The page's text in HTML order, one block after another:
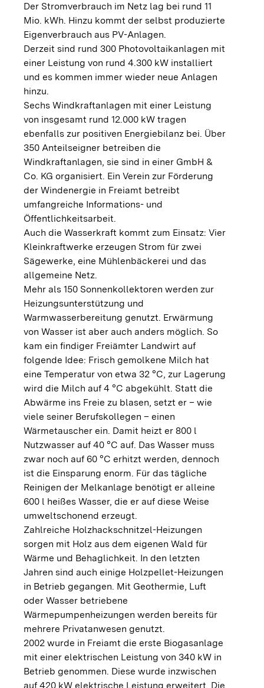
Der Stromverbrauch im Netz lag bei rund 11
Mio. kWh. Hinzu kommt der selbst produzierte
Eigenverbrauch aus PV-Anlagen.
Derzeit sind rund 300 Photovoltaikanlagen mit
einer Leistung von rund 4.300 kW installiert
und es kommen immer wieder neue Anlagen
hinzu.
Sechs Windkraftanlagen mit einer Leistung
von insgesamt rund 12.000 kW tragen
ebenfalls zur positiven Energiebilanz bei. Über
350 Anteilseigner betreiben die
Windkraftanlagen, sie sind in einer GmbH &
Co. KG organisiert. Ein Verein zur Förderung
der Windenergie in Freiamt betreibt
umfangreiche Informations- und
Öffentlichkeitsarbeit.
Auch die Wasserkraft kommt zum Einsatz: Vier
Kleinkraftwerke erzeugen Strom für zwei
Sägewerke, eine Mühlenbäckerei und das
allgemeine Netz.
Mehr als 150 Sonnenkollektoren werden zur
Heizungsunterstützung und
Warmwasserbereitung genutzt. Erwärmung
von Wasser ist aber auch anders möglich. So
kam ein findiger Freiämter Landwirt auf
folgende Idee: Frisch gemolkene Milch hat
eine Temperatur von etwa 32 °C, zur Lagerung
wird die Milch auf 4 °C abgekühlt. Statt die
Abwärme ins Freie zu blasen, setzt er – wie
viele seiner Berufskollegen – einen
Wärmetauscher ein. Damit heizt er 800 l
Nutzwasser auf 40 °C auf. Das Wasser muss
zwar noch auf 60 °C erhitzt werden, dennoch
ist die Einsparung enorm. Für das tägliche
Reinigen der Melkanlage benötigt er alleine
600 l heißes Wasser, die er auf diese Weise
umweltschonend erzeugt.
Zahlreiche Holzhackschnitzel-Heizungen
sorgen mit Holz aus dem eigenen Wald für
Wärme und Behaglichkeit. In den letzten
Jahren sind auch einige Holzpellet-Heizungen
in Betrieb gegangen. Mit Geothermie, Luft
oder Wasser betriebene
Wärmepumpenheizungen werden bereits für
mehrere Privatanwesen genutzt.
2002 wurde in Freiamt die erste Biogasanlage
mit einer elektrischen Leistung von 340 kW in
Betrieb genommen. Diese wurde inzwischen
auf 420 kW elektrische Leistung erweitert. Die